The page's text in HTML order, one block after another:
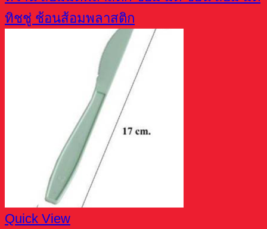
Quick View